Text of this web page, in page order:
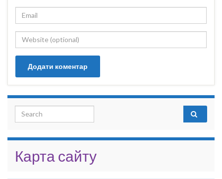
Search for:
Карта сайту